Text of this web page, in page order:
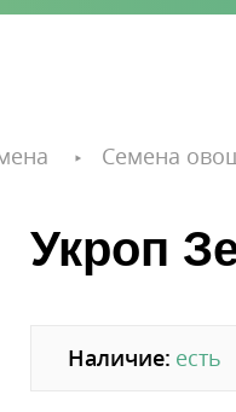
Семена
Укроп
Наличие: есть